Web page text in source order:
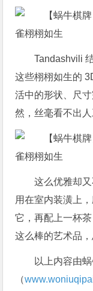
Tandashvili
这些栩栩如生的
活中的形状、尺
然，丝毫看不出人
这么优雅却
用在室内装潢上
它，再配上一杯
这么棒的艺术品
以上内容由
（